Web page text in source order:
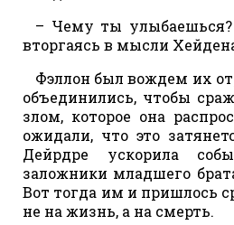
– Чему ты улыбаешься?
вторгаясь в мысли
Фэллон был вождем их
объединились, чтобы
злом, которое она
ожидали, что это
Дейрдре ускорила
заложники младшего
Вот тогда им и пришлось
не на жизнь, а на смерть.